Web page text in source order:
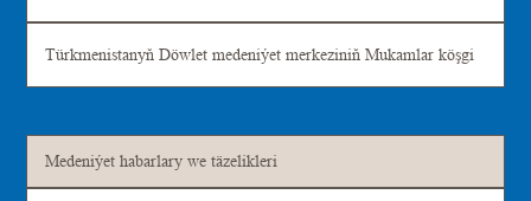
Türkmenistanyň Döwlet medeniýet merkeziniň Mukamlar köşgi
Medeniýet habarlary we täzelikleri